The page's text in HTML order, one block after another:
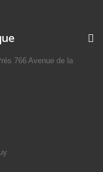
766 Avenue de la